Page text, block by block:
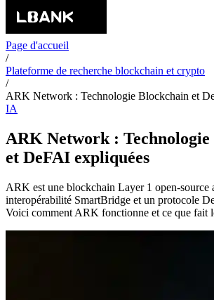
Page d'accueil
/
Plateforme de recherche blockchain et crypto
/
ARK Network : Technologie Blockchain et
IA
ARK Network :
et DeFAI expliquées
ARK est une blockchain Layer 1 open-source
interopérabilité SmartBridge et un protocole
Voici comment ARK fonctionne et ce que fait